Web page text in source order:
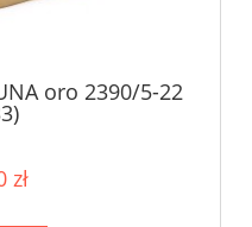
oro 2390/5-22
zł